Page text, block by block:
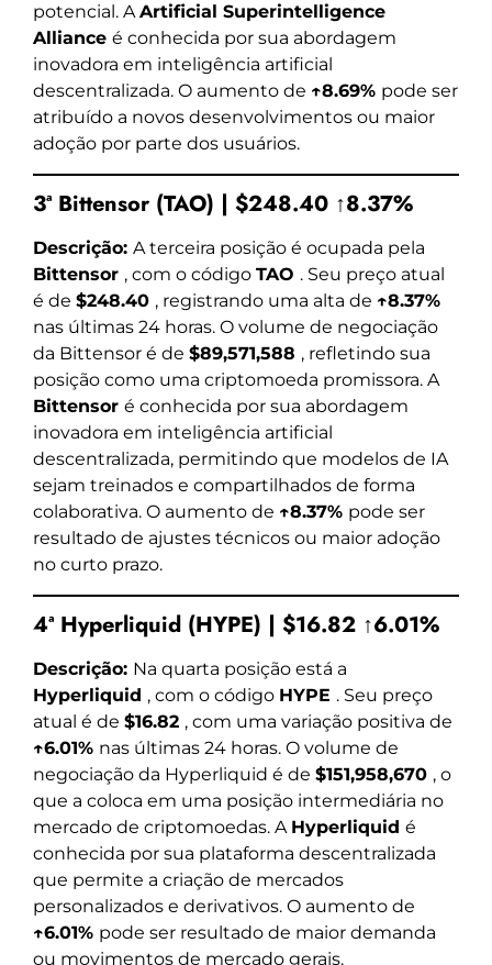
potencial. AArtificial Superintelligence
Alliance é conhecida por sua abordagem
inovadora em inteligência artificial
descentralizada. O aumento de ↑8.69% pode ser
atribuído a novos desenvolvimentos ou maior
adoção por parte dos usuários.
3ª Bittensor (TAO) | $248.40 ↑8.37%
Descrição: A terceira posição é ocupada pela
Bittensor , com o código TAO . Seu preço atual
é de $248.40 , registrando uma alta de ↑8.37%
nas últimas 24 horas. O volume de negociação
da Bittensor é de $89,571,588 , refletindo sua
posição como uma criptomoeda promissora. A
Bittensor é conhecida por sua abordagem
inovadora em inteligência artificial
descentralizada, permitindo que modelos de IA
sejam treinados e compartilhados de forma
colaborativa. O aumento de ↑8.37% pode ser
resultado de ajustes técnicos ou maior adoção
no curto prazo.
4ª Hyperliquid (HYPE) | $16.82 ↑6.01%
Descrição: Na quarta posição está a
Hyperliquid , com o código HYPE . Seu preço
atual é de $16.82 , com uma variação positiva de
↑6.01% nas últimas 24 horas. O volume de
negociação da Hyperliquid é de $151,958,670 , o
que a coloca em uma posição intermediária no
mercado de criptomoedas. A Hyperliquid é
conhecida por sua plataforma descentralizada
que permite a criação de mercados
personalizados e derivativos. O aumento de
↑6.01% pode ser resultado de maior demanda
ou movimentos de mercado gerais.